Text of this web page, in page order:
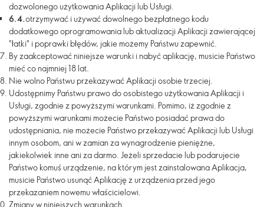
dozwolonego użytkowania Aplikacji lub Usługi.
6.4.otrzymywać i używać dowolnego bezpłatnego kodu
dodatkowego oprogramowania lub aktualizacji Aplikacji zawierającej
"łatki" i poprawki błędów, jakie możemy Państwu zapewnić.
By zaakceptować niniejsze warunki i nabyć aplikację, musicie Państwo
mieć co najmniej 18 lat.
Nie wolno Państwu przekazywać Aplikacji osobie trzeciej.
Udostępnimy Państwu prawo do osobistego użytkowania Aplikacji i
Usługi, zgodnie z powyższymi warunkami. Pomimo, iż zgodnie z
powyższymi warunkami możecie Państwo posiadać prawa do
udostępniania, nie możecie Państwo przekazywać Aplikacji lub Usługi
innym osobom, ani w zamian za wynagrodzenie pieniężne,
jakiekolwiek inne ani za darmo. Jeżeli sprzedacie lub podarujecie
Państwo komuś urządzenie, na którym jest zainstalowana Aplikacja,
musicie Państwo usunąć Aplikację z urządzenia przed jego
przekazaniem nowemu właścicielowi.
Zmiany w niniejszych warunkach